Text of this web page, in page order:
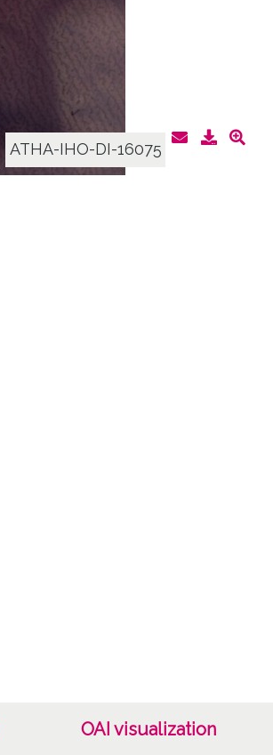
ATHA-IHO-DI-16075
OAI visualization